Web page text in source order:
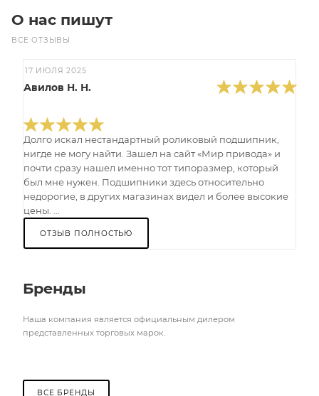
О нас пишут
ВСЕ ОТЗЫВЫ
17 ИЮЛЯ 2025
Авилов Н. Н.
Долго искал нестандартный роликовый подшипник,
нигде не могу найти. Зашел на сайт «Мир привода» и
почти сразу нашел именно тот типоразмер, который
был мне нужен. Подшипники здесь относительно
недорогие, в других магазинах видел и более высокие
цены. ...
ОТЗЫВ ПОЛНОСТЬЮ
Бренды
Наша компания является официальным дилером
представленных торговых марок.
ВСЕ БРЕНДЫ